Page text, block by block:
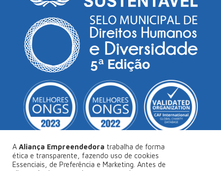
A Aliança Empreendedora trabalha de forma
ética e transparente, fazendo uso de cookies
Essenciais, de Preferência e Marketing. Antes de